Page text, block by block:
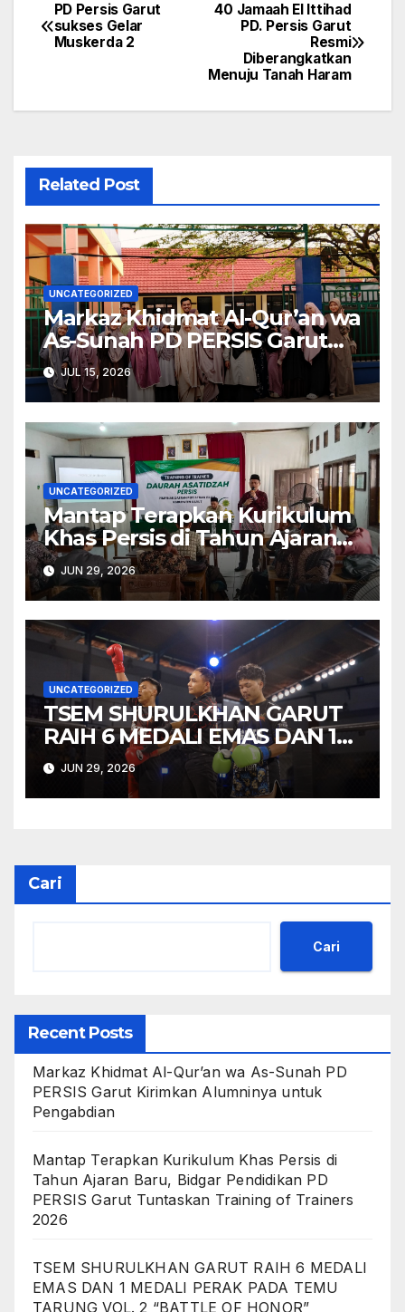
Navigasi
pos
40 Jamaah El Ittihad
PD. Persis Garut
Resmi
Diberangkatkan
Menuju Tanah Haram
PD Persis Garut
sukses Gelar
Muskerda 2
Related Post
UNCATEGORIZED
Markaz Khidmat Al-Qur’an wa
As-Sunah PD PERSIS Garut
Kirimkan Alumninya untuk
Pengabdian
JUL 15, 2026
UNCATEGORIZED
Mantap Terapkan Kurikulum
Khas Persis di Tahun Ajaran
Baru, Bidgar Pendidikan PD
PERSIS Garut Tuntaskan
Training of Trainers 2026
JUN 29, 2026
UNCATEGORIZED
TSEM SHURULKHAN GARUT
RAIH 6 MEDALI EMAS DAN 1
MEDALI PERAK PADA TEMU
TARUNG VOL. 2 “BATTLE OF
HONOR”
JUN 29, 2026
Cari
Cari
Recent Posts
Markaz Khidmat Al-Qur’an wa As-Sunah PD
PERSIS Garut Kirimkan Alumninya untuk
Pengabdian
Mantap Terapkan Kurikulum Khas Persis di
Tahun Ajaran Baru, Bidgar Pendidikan PD
PERSIS Garut Tuntaskan Training of Trainers
2026
TSEM SHURULKHAN GARUT RAIH 6 MEDALI
EMAS DAN 1 MEDALI PERAK PADA TEMU
TARUNG VOL. 2 “BATTLE OF HONOR”